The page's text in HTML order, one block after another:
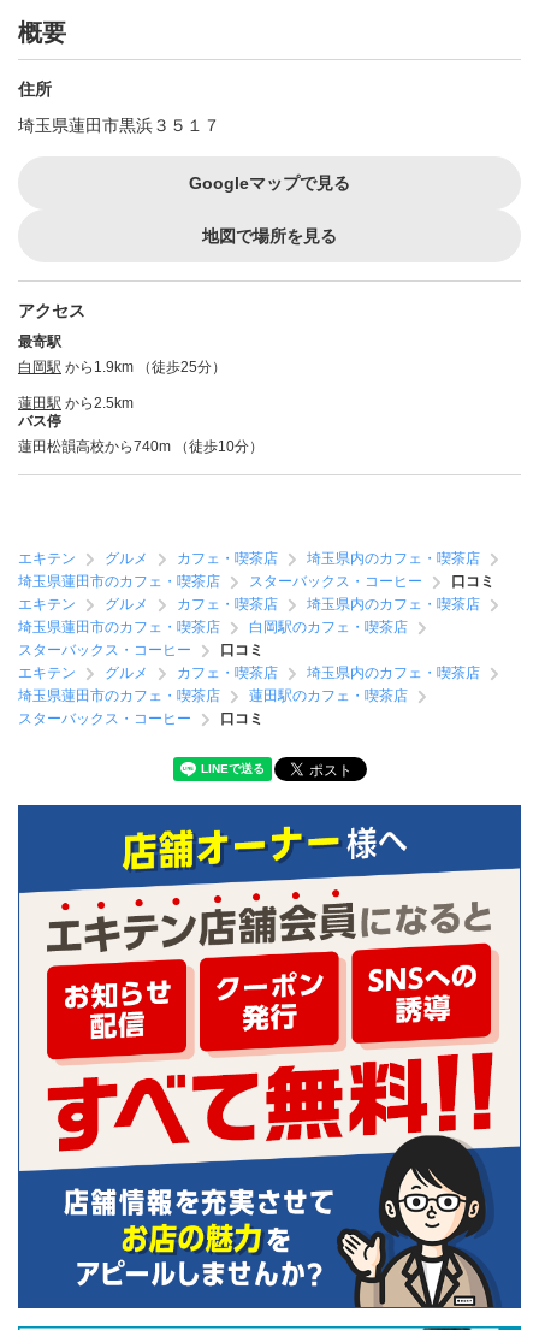
概要
住所
埼玉県蓮田市黒浜３５１７
Googleマップで見る
地図で場所を見る
アクセス
最寄駅
白岡駅 から1.9km （徒歩25分）
蓮田駅 から2.5km
バス停
蓮田松韻高校から740m （徒歩10分）
エキテン グルメ カフェ・喫茶店
埼玉県内のカフェ・喫茶店
埼玉県蓮田市のカフェ・喫茶店
スターバックス・コーヒー
口コミ
エキテン
グルメ カフェ・喫茶店
埼玉県内のカフェ・喫茶店
埼玉県蓮田市のカフェ・喫茶店
白岡駅のカフェ・喫茶店
スターバックス・コーヒー
口コミ
エキテン
グルメ カフェ・喫茶店
埼玉県内のカフェ・喫茶店
埼玉県蓮田市のカフェ・喫茶店
蓮田駅のカフェ・喫茶店
スターバックス・コーヒー
口コミ